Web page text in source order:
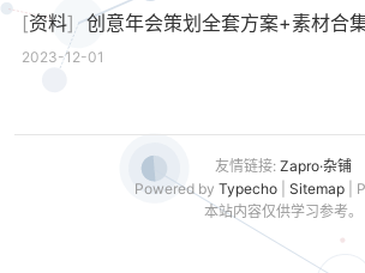
[资料] 创意年会策划全套方案+素材合
2023-12-01
友情链接: Zapro·杂铺
Powered by Typecho| Sitemap|
本站内容仅供学习参考。